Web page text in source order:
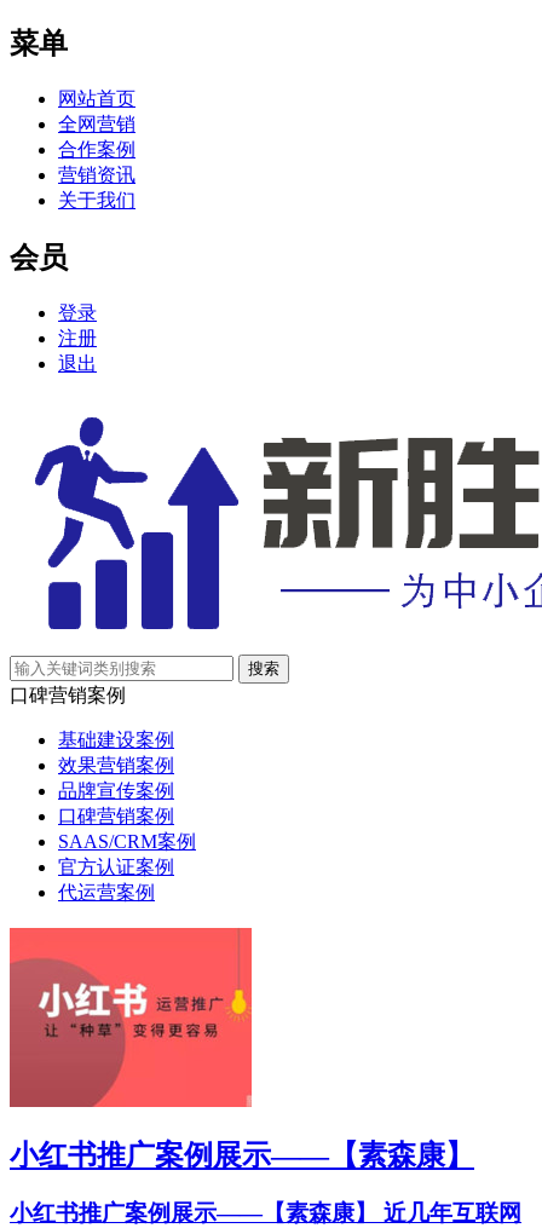
菜单
网站首页
全网营销
合作案例
营销资讯
关于我们
会员
登录
注册
退出
口碑营销案例
基础建设案例
效果营销案例
品牌宣传案例
口碑营销案例
SAAS/CRM案例
官方认证案例
代运营案例
小红书推广案例展示——【素森康】
小红书推广案例展示——【素森康】 近几年互联网